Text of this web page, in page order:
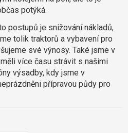
potýká.
postupů je snižování nákladů,
tolik traktorů a vybavení pro
své výnosy. Také jsme v
více času strávit s našimi
výsadby, kdy jsme v
přípravou půdy pro